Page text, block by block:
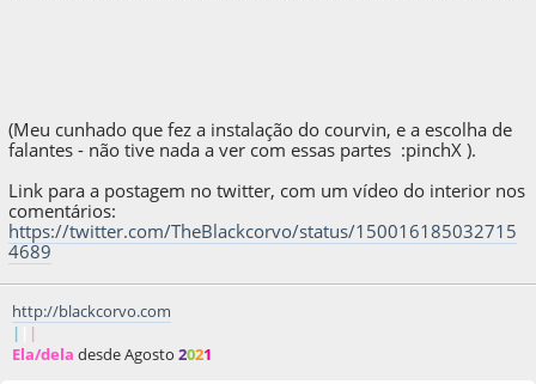
(Meu cunhado que fez a instalação do courvin, e a escolha de
falantes - não tive nada a ver com essas partes :pinchX ).
Link para a postagem no twitter, com um vídeo do interior nos
comentários:
https://twitter.com/TheBlackcorvo/status/150016185032715
4689
http://blackcorvo.com
|
|
Ela/dela desde Agosto 2021